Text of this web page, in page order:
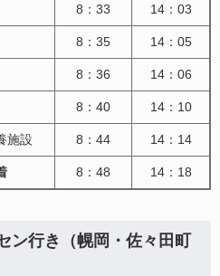
8：33 14：03
8：35 14：05
8：36 14：06
8：40 14：10
施設 8：44 14：14
8：48 14：18
行き（幌岡・佐々田町